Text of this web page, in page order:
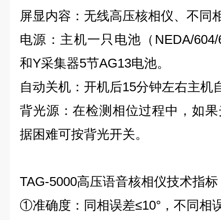
屏显内容：无线高压核相仪、不同
电源：主机一只电池（NEDA/
和Y采集器5节AG13电池。
自动关机：开机后15分钟左右主机
背光源：在检测相位过程中，如
据困难可按背光开关。
TAG-5000高压语音核相仪技术指标
①准确度：同相误差≤10°，不同相